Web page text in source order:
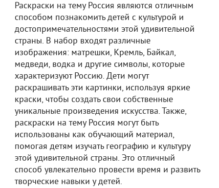
Раскраски на тему Россия являются отличным
способом познакомить детей с культурой и
достопримечательностями этой удивительной
страны. В набор входят различные
изображения: матрешки, Кремль, Байкал,
медведи, водка и другие символы, которые
характеризуют Россию. Дети могут
раскрашивать эти картинки, используя яркие
краски, чтобы создать свои собственные
уникальные произведения искусства. Также,
раскраски на тему Россия могут быть
использованы как обучающий материал,
помогая детям изучать географию и культуру
этой удивительной страны. Это отличный
способ увлекательно провести время и развить
творческие навыки у детей.